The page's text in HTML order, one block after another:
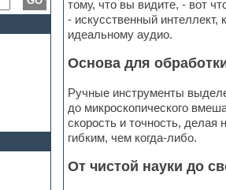
тому, что вы видите, - вот
- искусственный интеллект,
идеальному аудио.
Основа для
Ручные инструменты
до микроскопического
скорость и точность,
гибким, чем когда-либо.
От чистой науки до